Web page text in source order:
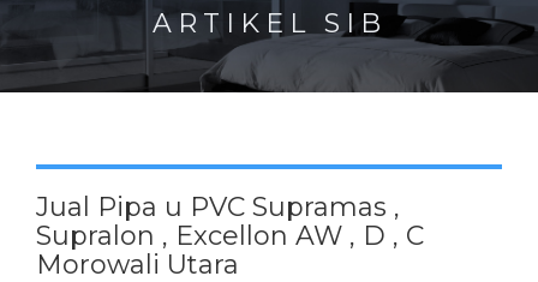
ARTIKEL SIB
Jual Pipa u PVC Supramas ,
Supralon , Excellon AW , D , C
Morowali Utara